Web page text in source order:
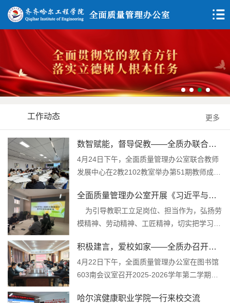
工作动态 更多
数智赋能，督导促教——全质办联合教
发中心成…
4月24日下午，全面质量管理办公室联合教师
发展中心在2教2102教室举办第51期教师成长
全面质量管理办公室开展《习近平与一
线职工朋…
为引导教职工立足岗位、担当作为，弘扬劳
模精神、劳动精神、工匠精神，切实把学习
积极建言，爱校如家——全质办召开
2025-2026…
4月22日下午，全面质量管理办公室在图书馆
603南会议室召开2025-2026学年第二学期学
哈尔滨健康职业学院一行来校交流